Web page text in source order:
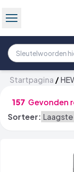
Startpagina /
157 Gevonden
Sorteer: